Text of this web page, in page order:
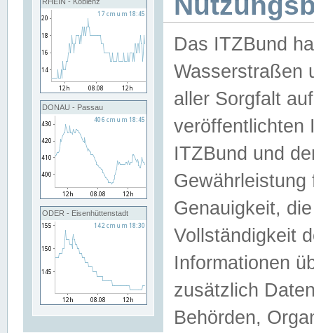
DONAU - Passau
ODER - Eisenhüttenstadt
Das ITZBund
Wasserstraßen
aller Sorgfalt
veröffentlichten
ITZBund und
Genauigkeit,
Vollständigkeit
Informationen
zusätzlich
Behörden,